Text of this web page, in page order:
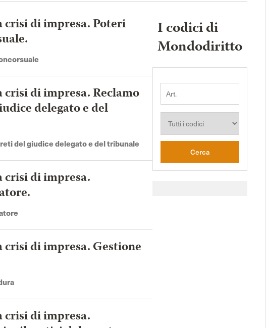
appalti
Codice dell'amministrazione
Codice del processo penale
minorile
Codice della proprietà
di impresa. Poteri
di impresa. Reclamo
delegato e del
del giudice delegato e del tribunale
di impresa.
di impresa. Gestione
di impresa.
I codici di
Mondodiritto
Cerca